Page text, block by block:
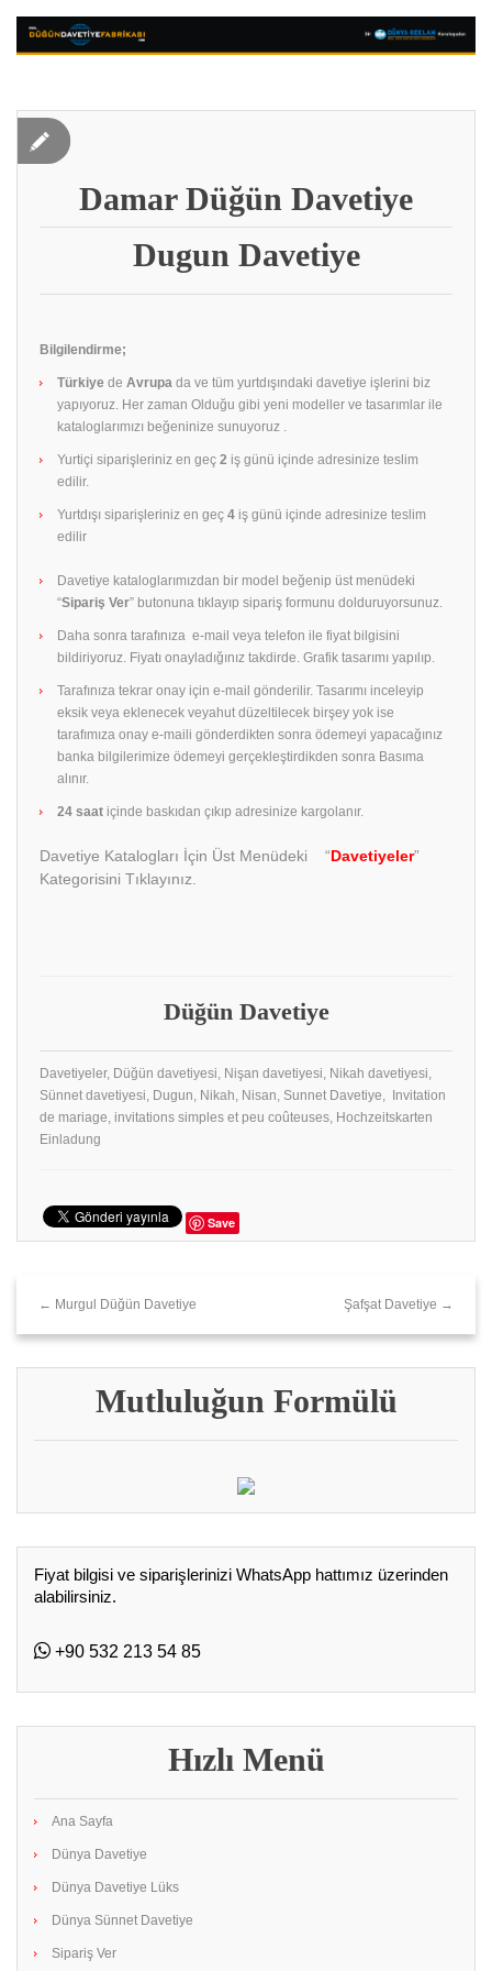
Damar Düğün Davetiye
Dugun Davetiye
Bilgilendirme;
Türkiye de Avrupa da ve tüm yurtdışındaki davetiye işlerini biz
yapıyoruz. Her zaman Olduğu gibi yeni modeller ve tasarımlar ile
kataloglarımızı beğeninize sunuyoruz .
Yurtiçi siparişleriniz en geç 2 iş günü içinde adresinize teslim
edilir.
Yurtdışı siparişleriniz en geç 4 iş günü içinde adresinize teslim
edilir
Davetiye kataloglarımızdan bir model beğenip üst menüdeki
“Sipariş Ver” butonuna tıklayıp sipariş formunu dolduruyorsunuz.
Daha sonra tarafınıza e-mail veya telefon ile fiyat bilgisini
bildiriyoruz. Fiyatı onayladığınız takdirde. Grafik tasarımı yapılıp.
Tarafınıza tekrar onay için e-mail gönderilir. Tasarımı inceleyip
eksik veya eklenecek veyahut düzeltilecek birşey yok ise
tarafımıza onay e-maili gönderdikten sonra ödemeyi yapacağınız
banka bilgilerimize ödemeyi gerçekleştirdikden sonra Basıma
alınır.
24 saat içinde baskıdan çıkıp adresinize kargolanır.
Davetiye Katalogları İçin Üst Menüdeki “Davetiyeler”
Kategorisini Tıklayınız.
Düğün Davetiye
Davetiyeler, Düğün davetiyesi, Nişan davetiyesi, Nikah davetiyesi,
Sünnet davetiyesi, Dugun, Nikah, Nisan, Sunnet Davetiye, Invitation
de mariage, invitations simples et peu coûteuses, Hochzeitskarten
Einladung
Save
← Murgul Düğün Davetiye Şafşat Davetiye →
Mutluluğun Formülü
Fiyat bilgisi ve siparişlerinizi WhatsApp hattımız üzerinden
alabilirsiniz.
+90 532 213 54 85
Hızlı Menü
Ana Sayfa
Dünya Davetiye
Dünya Davetiye Lüks
Dünya Sünnet Davetiye
Sipariş Ver